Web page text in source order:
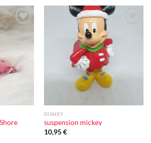
Ajouter
DISNEY
suspension mickey
10,95€